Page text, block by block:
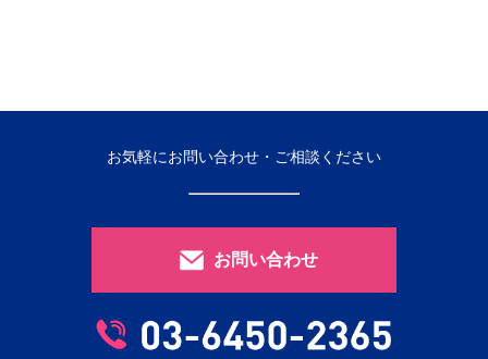
お気軽にお問い合わせ・ご相談ください
お問い合わせ